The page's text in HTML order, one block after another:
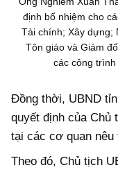
định bổ nhiệm cho
Tài chính; Xây dựng;
Tôn giáo và Giám
các công trình
Đồng thời, UBND
quyết định của Chủ
tại các cơ quan nêu
Theo đó, Chủ tịch